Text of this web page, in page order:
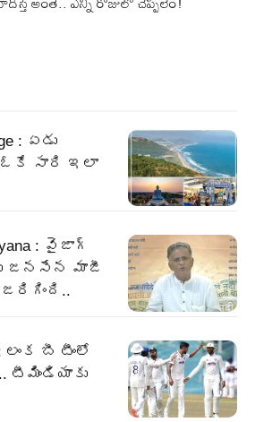
: ఏడు
ఓకే సారి ఇలా
: వైజాగ్
జనసేన మాజీ
: లంక బీ టీంలో